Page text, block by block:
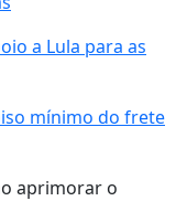
a Lula para as
mínimo do frete
aprimorar o